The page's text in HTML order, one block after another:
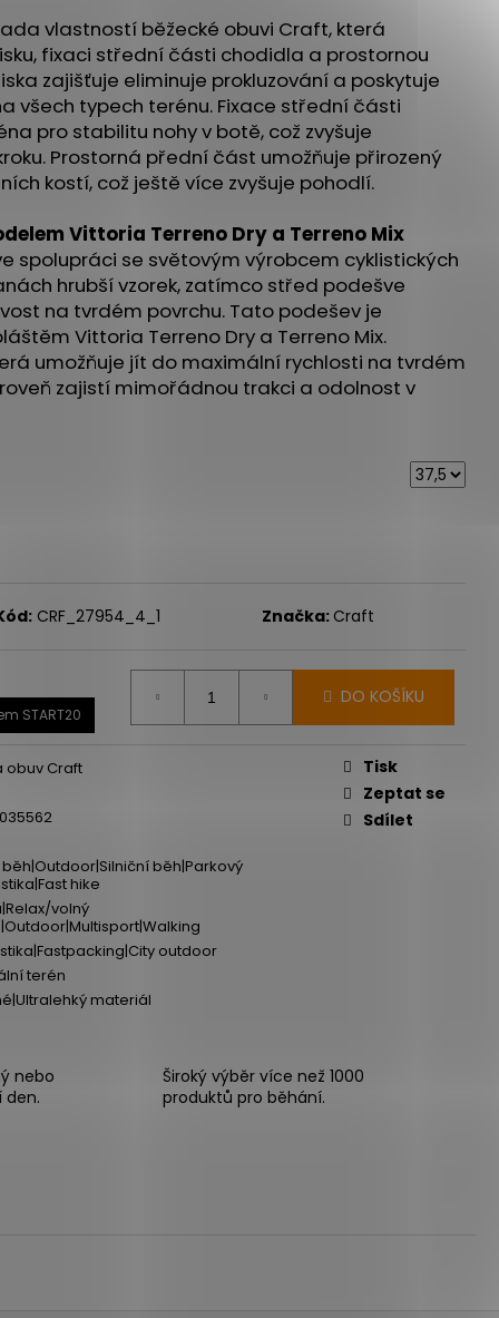
vlastností běžecké obuvi Craft, která
fixaci střední části chodidla a prostornou
zajišťuje eliminuje prokluzování a poskytuje
všech typech terénu. Fixace střední části
pro stabilitu nohy v botě, což zvyšuje
Prostorná přední část umožňuje přirozený
kostí, což ještě více zvyšuje pohodlí.
Vittoria Terreno Dry a Terreno Mix
spolupráci se světovým výrobcem cyklistických
hrubší vzorek, zatímco střed podešve
na tvrdém povrchu. Tato podešev je
Vittoria Terreno Dry a Terreno Mix.
umožňuje jít do maximální rychlosti na tvrdém
zajistí mimořádnou trakci a odolnost v
CRF_27954_4_1 Značka: Craft
START20
DO KOŠÍKU
obuv Craft
běh|Outdoor|Silniční běh|Parkový
hike
volný
outdoor
terén
materiál
Tisk
Zeptat se
Sdílet
nebo
den.
Široký výběr více než 1000
produktů pro běhání.